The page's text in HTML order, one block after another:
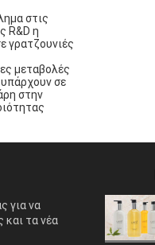
στις
R&D η
γρατζουνιές
μεταβολές
σε
στην
για να
και τα νέα